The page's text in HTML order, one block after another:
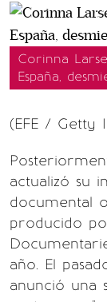
Corinna
España,
(EFE / Getty
actualizó su
documental
producido
año. El
anunció una